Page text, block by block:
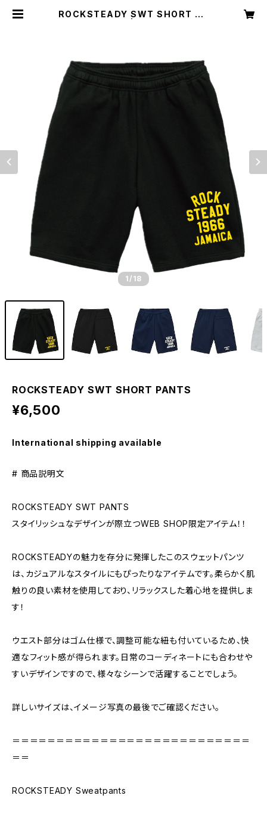
ROCKSTEADY SWT SHORT PA
1 /18
ROCKSTEADY SWT SHORT PANTS
¥6,500
International shipping available
# 商品説明文
ROCKSTEADY SWT PANTS
スタイリッシュなデザインが際立つWEB SHOP限定アイテム！！
ROCKSTEADYの魅力を存分に発揮したこのスウェットパンツ
は、カジュアルなスタイルにもぴったりなアイテムです。柔らかく肌
触りの良い素材を使用しており、リラックスした着心地を提供しま
す！
ウエスト部分はゴム仕様で、調整可能な紐も付いているため、快
適なフィット感が得られます。日常のコーディネートにも合わせや
すいデザインですので、様々なシーンで活躍することでしょう。
詳しいサイズは、イメージ写真の最後でご確認ください。
＝＝＝＝＝＝＝＝＝＝＝＝＝＝＝＝＝＝＝＝＝＝＝＝＝＝＝
＝＝
ROCKSTEADY Sweatpants